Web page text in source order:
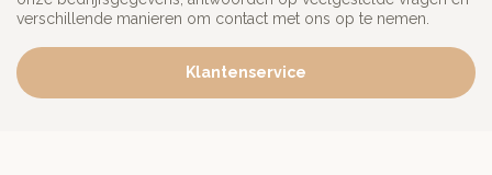
verschillende manieren om contact met ons op te nemen.
Klantenservice